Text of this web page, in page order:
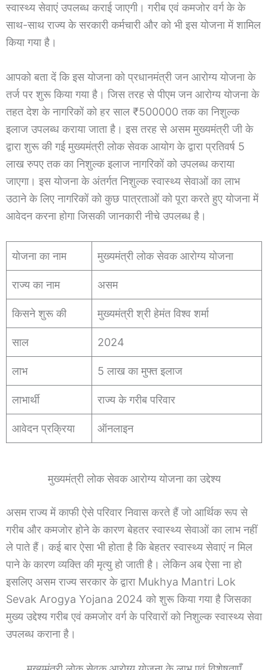
स्वास्थ्य सेवाएं उपलब्ध कराई जाएगी। गरीब एवं कमजोर वर्ग के के
साथ-साथ राज्य के सरकारी कर्मचारी और को भी इस योजना में शामिल
किया गया है।
आपको बता दें कि इस योजना को प्रधानमंत्री जन आरोग्य योजना के
तर्ज पर शुरू किया गया है। जिस तरह से पीएम जन आरोग्य योजना के
तहत देश के नागरिकों को हर साल ₹500000 तक का निशुल्क
इलाज उपलब्ध कराया जाता है। इस तरह से असम मुख्यमंत्री जी के
द्वारा शुरू की गई मुख्यमंत्री लोक सेवक आयोग के द्वारा प्रतिवर्ष 5
लाख रुपए तक का निशुल्क इलाज नागरिकों को उपलब्ध कराया
जाएगा। इस योजना के अंतर्गत निशुल्क स्वास्थ्य सेवाओं का लाभ
उठाने के लिए नागरिकों को कुछ पात्रताओं को पूरा करते हुए योजना में
आवेदन करना होगा जिसकी जानकारी नीचे उपलब्ध है।
योजना का नाम मुख्यमंत्री लोक सेवक आरोग्य योजना
राज्य का नाम असम
किसने शुरू की मुख्यमंत्री श्री हेमंत विश्व शर्मा
साल 2024
लाभ 5 लाख का मुफ्त इलाज
लाभार्थी राज्य के गरीब परिवार
आवेदन प्रक्रिया ऑनलाइन
मुख्यमंत्री लोक सेवक आरोग्य योजना का उद्देश्य
असम राज्य में काफी ऐसे परिवार निवास करते हैं जो आर्थिक रूप से
गरीब और कमजोर होने के कारण बेहतर स्वास्थ्य सेवाओं का लाभ नहीं
ले पाते हैं। कई बार ऐसा भी होता है कि बेहतर स्वास्थ्य सेवाएं न मिल
पाने के कारण व्यक्ति की मृत्यु हो जाती है। लेकिन अब ऐसा ना हो
इसलिए असम राज्य सरकार के द्वारा Mukhya Mantri Lok
Sevak Arogya Yojana 2024 को शुरू किया गया है जिसका
मुख्य उद्देश्य गरीब एवं कमजोर वर्ग के परिवारों को निशुल्क स्वास्थ्य सेवा
उपलब्ध कराना है।